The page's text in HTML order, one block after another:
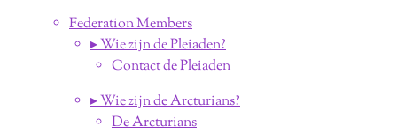
Federation Members
▸ Wie zijn de Pleiaden?
Contact de Pleiaden
▸ Wie zijn de Arcturians?
De Arcturians